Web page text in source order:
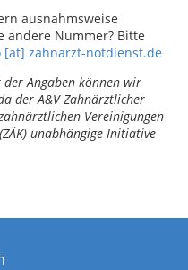
ausnahmsweise
andere Nummer? Bitte
[at] zahnarzt-notdienst.de
Angaben können wir
der A&V Zahnärztlicher
Vereinigungen
unabhängige Initiative